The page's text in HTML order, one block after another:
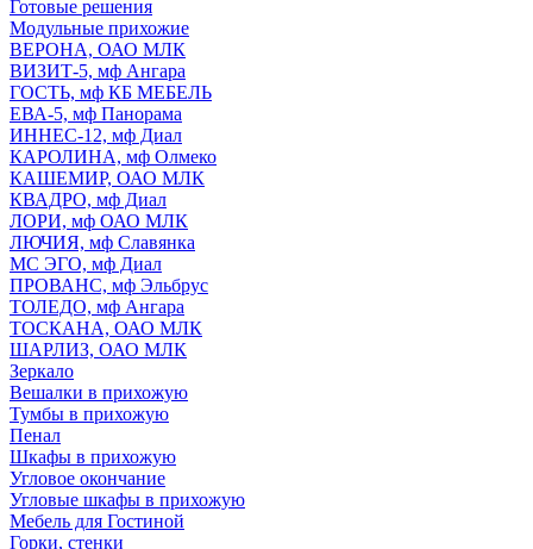
Готовые решения
Модульные прихожие
ВЕРОНА, ОАО МЛК
ВИЗИТ-5, мф Ангара
ГОСТЬ, мф КБ МЕБЕЛЬ
ЕВА-5, мф Панорама
ИННЕС-12, мф Диал
КАРОЛИНА, мф Олмеко
КАШЕМИР, ОАО МЛК
КВАДРО, мф Диал
ЛОРИ, мф ОАО МЛК
ЛЮЧИЯ, мф Славянка
МС ЭГО, мф Диал
ПРОВАНС, мф Эльбрус
ТОЛЕДО, мф Ангара
ТОСКАНА, ОАО МЛК
ШАРЛИЗ, ОАО МЛК
Зеркало
Вешалки в прихожую
Тумбы в прихожую
Пенал
Шкафы в прихожую
Угловое окончание
Угловые шкафы в прихожую
Мебель для Гостиной
Горки, стенки